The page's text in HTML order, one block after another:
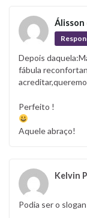
Álisson
Depois
fábula
Perfeito !
Aquele abraço!
Kelvin
Podia ser o